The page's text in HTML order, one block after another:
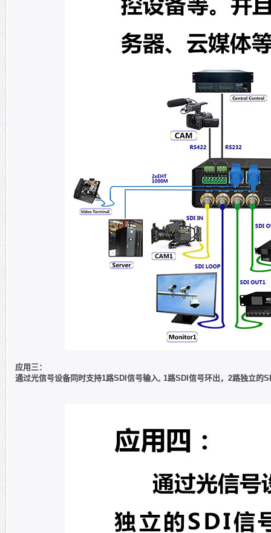
应用三：
通过光信号设备同时支持1路SDI信号输入, 1路SDI信号环出，2路独立的